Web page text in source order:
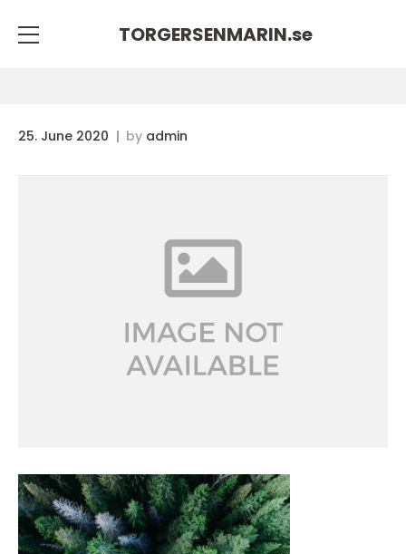
TORGERSENMARIN.se
25. June 2020 by admin